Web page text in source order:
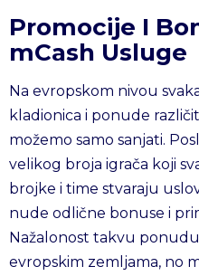
Promocije I
mCash Usluge
Na evropskom nivou
kladionica i ponude
možemo samo sanjati.
velikog broja igrača koji
brojke i time stvaraju
nude odlične bonuse i
Nažalonost takvu
evropskim zemljama, no